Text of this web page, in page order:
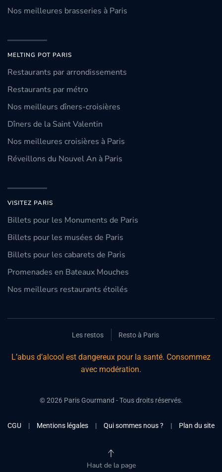
Nos meilleures brasseries à Paris
MELTING POT PARIS
Restaurants par arrondissements
Restaurants par métro
Nos meilleurs dîners-croisières
Dîners de la Saint Valentin
Nos meilleures croisières à Paris
Réveillons du Nouvel An à Paris
VISITEZ PARIS
Billets pour les Monuments de Paris
Billets pour les musées de Paris
Billets pour les cabarets de Paris
Promenades en Bateaux Mouches
Nos meilleurs restaurants étoilés
Les restos Resto à Paris
L’abus d’alcool est dangereux pour la santé. Consommez
avec modération.
©2026Paris Gourmand - Tous droits réservés.
CGU | Mentions légales | Qui sommes nous ? | Plan du site
Haut de la page